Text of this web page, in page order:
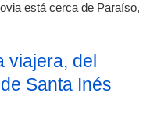
está cerca de Paraíso,
viajera, del
Santa Inés